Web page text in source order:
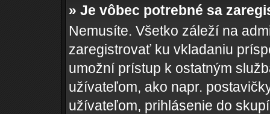
» Je vôbec potrebné sa
Nemusíte. Všetko záleží na
zaregistrovať ku vkladaniu
umožní prístup k ostatným
užívateľom, ako napr.
užívateľom, prihlásenie do